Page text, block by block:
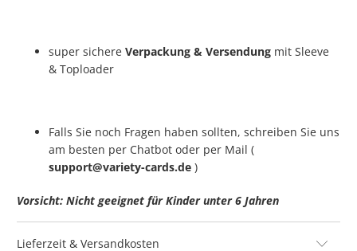
super sichere Verpackung & Versendung mit Sleeve
& Toploader
Falls Sie noch Fragen haben sollten, schreiben Sie uns
am besten per Chatbot oder per Mail (
support@variety-cards.de )
Vorsicht: Nicht geeignet für Kinder unter 6 Jahren
Lieferzeit & Versandkosten